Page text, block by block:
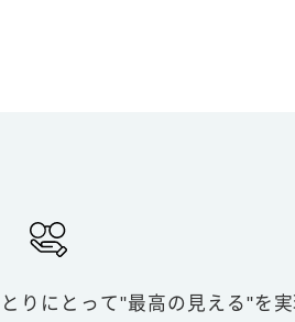
りにとって"最高の見える"を実